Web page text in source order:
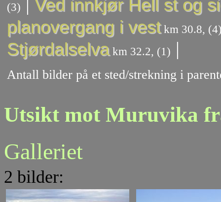
(3)
Ved innkjør Hell st og
planovergang i vestkm 30.8,
Stjørdalselvakm 32.2, (1) |
Antall bilder på et sted/strekning i
Utsikt mot Muruvika
Galleriet
2 bilder: